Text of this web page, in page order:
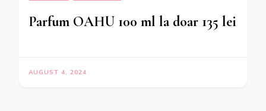
Parfum OAHU 100 ml la doar 135 lei
AUGUST 4, 2024